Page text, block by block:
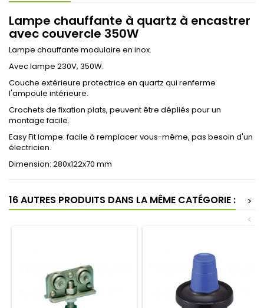
Lampe chauffante à quartz à encastrer
avec couvercle 350W
Lampe chauffante modulaire en inox.
Avec lampe 230V, 350W.
Couche extérieure protectrice en quartz qui renferme
l'ampoule intérieure.
Crochets de fixation plats, peuvent être dépliés pour un
montage facile.
Easy Fit lampe: facile à remplacer vous-même, pas besoin d'un
électricien.
Dimension: 280x122x70 mm
16 AUTRES PRODUITS DANS LA MÊME CATÉGORIE :
>
<